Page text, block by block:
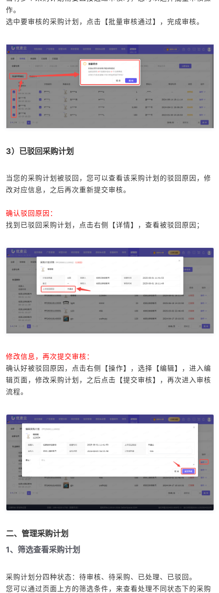
作。
选中要审核的采购计划，点击【批量审核通过】，完成审核。
3）已驳回采购计划
当您的采购计划被驳回，您可以查看该采购计划的驳回原因，修
改对应信息，之后再次重新提交审核。
确认驳回原因：
找到已驳回采购计划，点击右侧【详情】，查看被驳回原因；
修改信息，再次提交审核：
确认好被驳回原因，点击右侧【操作】，选择【编辑】，进入编
辑页面，修改采购计划，之后点击【提交审核】，再次进入审核
流程。
二、管理采购计划
1、筛选查看采购计划
采购计划分四种状态：待审核、待采购、已处理、已驳回。
您可以通过页面上方的筛选条件，来查看处理不同状态下的采购